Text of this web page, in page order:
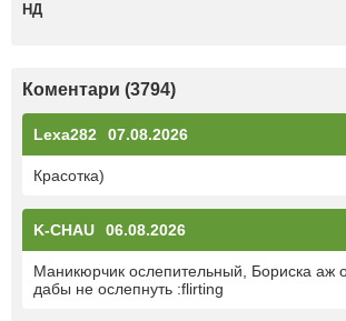
НД
Коментари (3794)
Lexa282 07.08.2026
Красотка)
K-CHAU 06.08.2026
Маникюрчик ослепительный, Бориска аж
дабы не ослепнуть :flirting